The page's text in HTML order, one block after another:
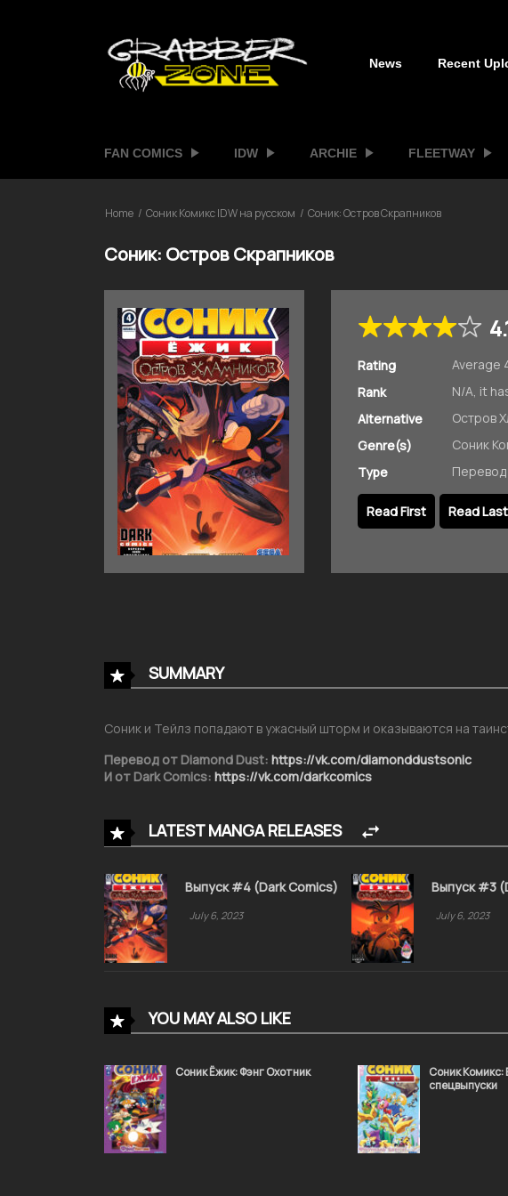
News Recent
FAN COMICS IDW ARCHIE FLEETWAY
Home Соник Комикс IDW на русском Соник: Остров Скрапников
Соник: Остров Скрапников
Rating Average
Rank
N/A, it
Alternative
Остров
Genre(s)
Соник
Type
Перевод
Read First
Read Last
SUMMARY
Соник и Тейлз попадают в ужасный шторм и оказываются на
Перевод от Diamond Dust: https://vk.com/diamonddustsonic
И от Dark Comics: https://vk.com/darkcomics
LATEST MANGA RELEASES
Выпуск #4 (Dark Comics)
July 6, 2023
Выпуск #3
July 6, 2023
YOU MAY ALSO LIKE
Соник Ёжик: Фэнг Охотник
Соник Комикс:
спецвыпуски